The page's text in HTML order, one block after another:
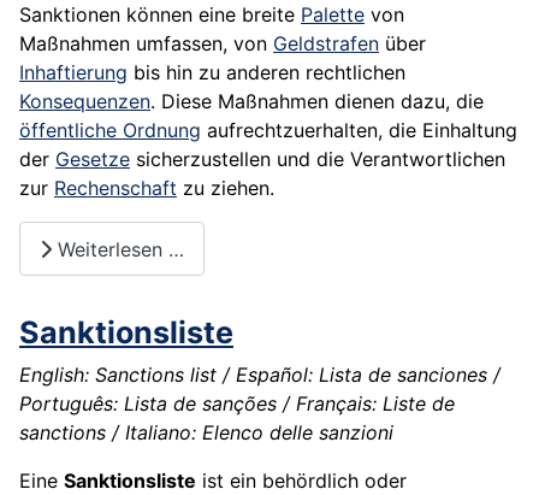
Sanktionen können eine breite Palette von
Maßnahmen umfassen, von Geldstrafen über
Inhaftierung bis hin zu anderen rechtlichen
Konsequenzen. Diese Maßnahmen dienen dazu, die
öffentliche Ordnung aufrechtzuerhalten, die Einhaltung
der Gesetze sicherzustellen und die Verantwortlichen
zur Rechenschaft zu ziehen.
Weiterlesen …
Sanktionsliste
English: Sanctions list / Español: Lista de sanciones /
Português: Lista de sanções / Français: Liste de
sanctions / Italiano: Elenco delle sanzioni
Eine Sanktionsliste ist ein behördlich oder